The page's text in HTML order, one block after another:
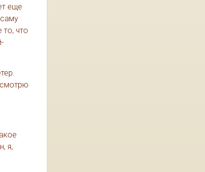
еще
что
смотрю
я,